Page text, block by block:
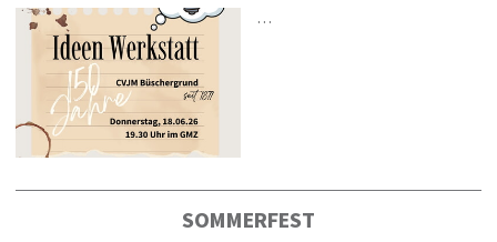
…
SOMMERFEST